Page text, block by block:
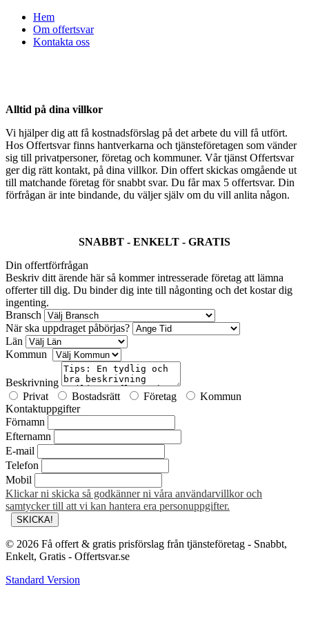
Hem
Om offertsvar
Kontakta oss
Alltid på dina villkor
Vi hjälper dig att få kostnadsförslag på det arbete du vill få utfört.
Hos Offertsvar finns hantverkarna och tjänsteföretagen som vänder
sig till privatpersoner, företag och kommuner. Vår tjänst Offertsvar
ger dig rätt kontakt, på dina villkor. Din offert skickas omgående ut
till matchande företag för snabbt svar. Du får max 5 offertsvar. Din
förfrågan är inte bindande, du väljer själv om du vill anlita någon.
SNABBT - ENKELT - GRATIS
Din offertförfrågan
Beskriv ditt ärende här så kommer intresserade företag att lämna
offerter till dig. Du binder dig inte till någonting och det kostar dig
ingenting.
Bransch
När ska uppdraget påbörjas?
Län
Kommun
Beskrivning
Privat
Bostadsrätt Företag
Kommun
Kontaktuppgifter
Förnamn
Efternamn
E-mail
Telefon
Mobil
Klickar ni skicka så godkänner ni våra användarvillkor och
samtycker till att vi kan hantera era personuppgifter.
© 2026 Få offert & gratis prisförslag från tjänsteföretag - Snabbt,
Enkelt, Gratis - Offertsvar.se
Standard Version